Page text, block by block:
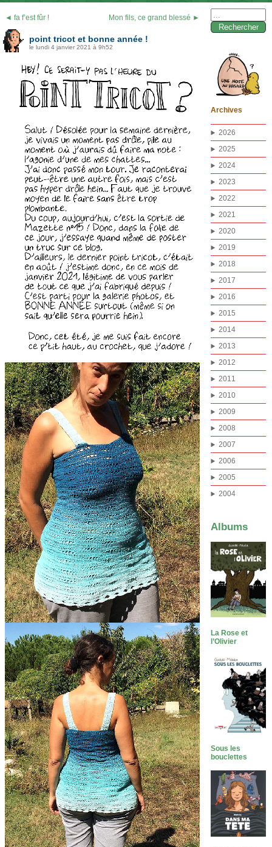
◄ fa f’est fûr ! Mon fils, ce grand blessé ►
point tricot et bonne année !
le lundi 4 janvier 2021 à 9h52
Archives
2026
2025
2024
2023
2022
2021
2020
2019
2018
2017
2016
2015
2014
2013
2012
2011
2010
2009
2008
2007
2006
2005
2004
Albums
La Rose et
l’Olivier
Sous les
bouclettes